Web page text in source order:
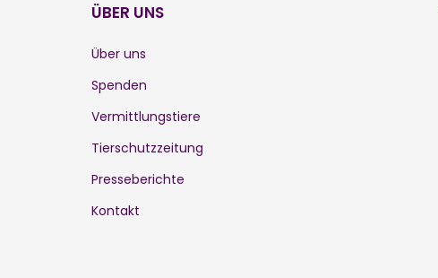
ÜBER UNS
Über uns
Spenden
Vermittlungstiere
Tierschutzzeitung
Presseberichte
Kontakt